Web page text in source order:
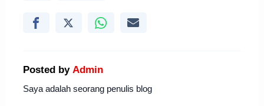
Posted by Admin
Saya adalah seorang penulis blog